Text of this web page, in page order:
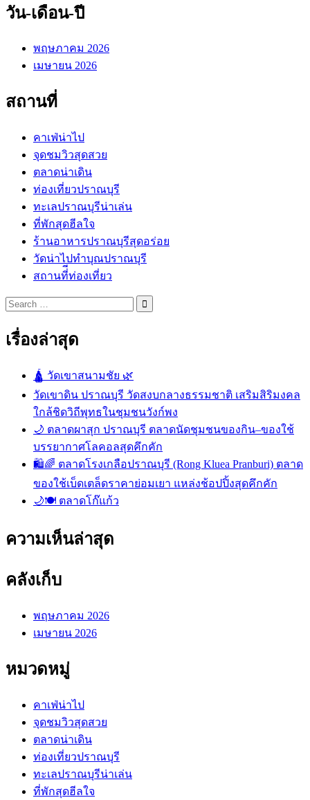
วัน-เดือน-ปี
พฤษภาคม 2026
เมษายน 2026
สถานที่
คาเฟ่น่าไป
จุดชมวิวสุดสวย
ตลาดน่าเดิน
ท่องเที่ยวปราณบุรี
ทะเลปราณบุรีน่าเล่น
ที่พักสุดฮีลใจ
ร้านอาหารปราณบุรีสุดอร่อย
วัดน่าไปทำบุณปราณบุรี
สถานที่ีท่องเที่ยว
Search
for:
เรื่องล่าสุด
🛕 วัดเขาสนามชัย 🌿
วัดเขาดิน ปราณบุรี วัดสงบกลางธรรมชาติ เสริมสิริมงคล
ใกล้ชิดวิถีพุทธในชุมชนวังก์พง
🌙 ตลาดผาสุก ปราณบุรี ตลาดนัดชุมชนของกิน–ของใช้
บรรยากาศโลคอลสุดคึกคัก
🛍️🌈 ตลาดโรงเกลือปราณบุรี (Rong Kluea Pranburi) ตลาด
ของใช้เบ็ดเตล็ดราคาย่อมเยา แหล่งช้อปปิ้งสุดคึกคัก
🌙🍽️ ตลาดโก๊แก้ว
ความเห็นล่าสุด
คลังเก็บ
พฤษภาคม 2026
เมษายน 2026
หมวดหมู่
คาเฟ่น่าไป
จุดชมวิวสุดสวย
ตลาดน่าเดิน
ท่องเที่ยวปราณบุรี
ทะเลปราณบุรีน่าเล่น
ที่พักสุดฮีลใจ